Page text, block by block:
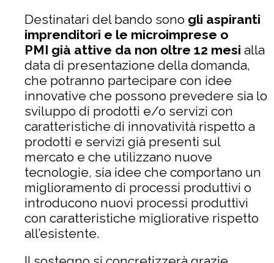
Destinatari del bando sono gli aspiranti
imprenditori e le microimprese o
PMI già attive da non oltre 12 mesi alla
data di presentazione della domanda,
che potranno partecipare con idee
innovative che possono prevedere sia lo
sviluppo di prodotti e/o servizi con
caratteristiche di innovatività rispetto a
prodotti e servizi già presenti sul
mercato e che utilizzano nuove
tecnologie, sia idee che comportano un
miglioramento di processi produttivi o
introducono nuovi processi produttivi
con caratteristiche migliorative rispetto
all’esistente.